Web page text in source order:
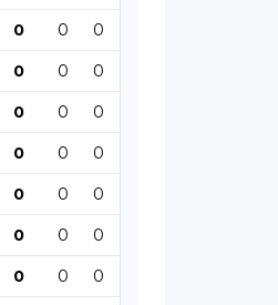
0 0 0
0 0 0
0 0 0
0 0 0
0 0 0
0 0 0
0 0 0